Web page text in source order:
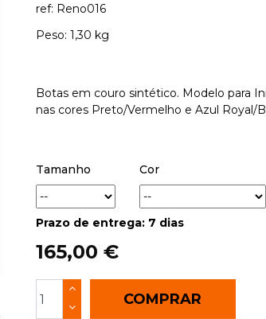
ref: Reno016
Peso: 1,30 kg
Botas em couro sintético. Modelo para
nas cores Preto/Vermelho e Azul Royal/
Tamanho Cor
Prazo de entrega: 7 dias
165,00 €
COMPRAR